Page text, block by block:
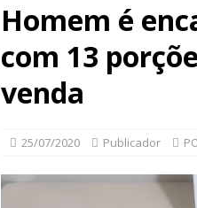
Homem é
com 13
venda
25/07/2020 Publicador